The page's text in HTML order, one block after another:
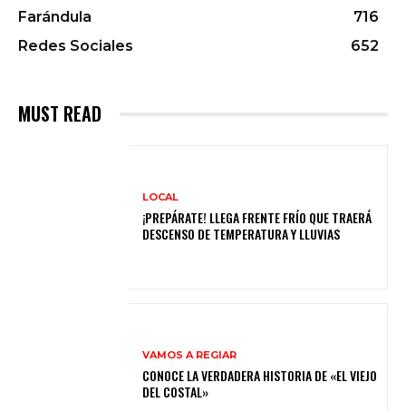
Farándula
716
Redes Sociales
652
MUST READ
LOCAL
¡PREPÁRATE! LLEGA FRENTE FRÍO QUE TRAERÁ
DESCENSO DE TEMPERATURA Y LLUVIAS
VAMOS A REGIAR
CONOCE LA VERDADERA HISTORIA DE «EL VIEJO
DEL COSTAL»